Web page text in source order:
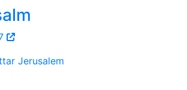
Jerusalem